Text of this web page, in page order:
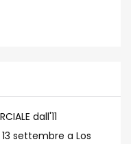
dall'11
settembre a Los